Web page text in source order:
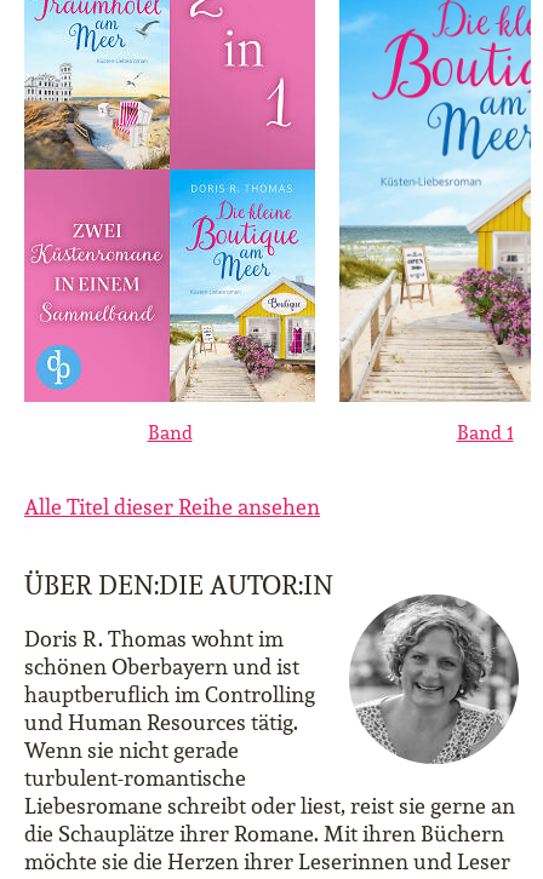
Band Band 1
Alle Titel dieser Reihe ansehen
ÜBER DEN:DIE AUTOR:IN
Doris R. Thomas wohnt im
schönen Oberbayern und ist
hauptberuflich im Controlling
und Human Resources tätig.
Wenn sie nicht gerade
turbulent-romantische
Liebesromane schreibt oder liest, reist sie gerne an
die Schauplätze ihrer Romane. Mit ihren Büchern
möchte sie die Herzen ihrer Leserinnen und Leser